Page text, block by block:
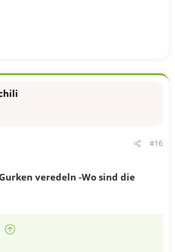
#16
veredeln -Wo sind die